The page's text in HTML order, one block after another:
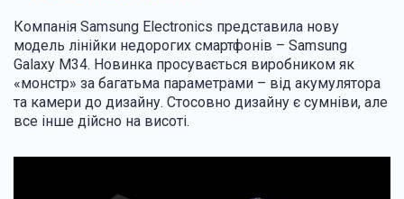
Компанія Samsung Electronics представила нову
модель лінійки недорогих смартфонів – Samsung
Galaxy M34. Новинка просувається виробником як
«монстр» за багатьма параметрами – від акумулятора
та камери до дизайну. Стосовно дизайну є сумніви, але
все інше дійсно на висоті.